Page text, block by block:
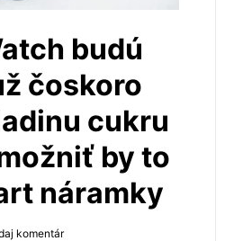
budú
čoskoro
cukru
by to
náramky
komentár